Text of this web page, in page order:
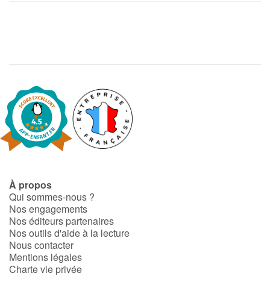
À propos
Qui sommes-nous ?
Nos engagements
Nos éditeurs partenaires
Nos outils d'aide à la lecture
Nous contacter
Mentions légales
Charte vie privée